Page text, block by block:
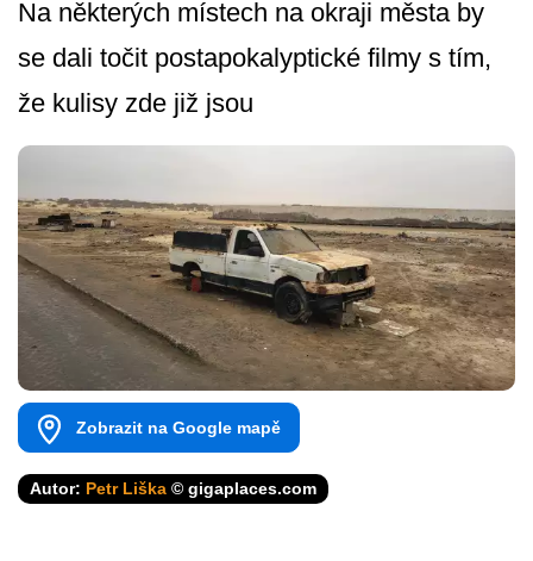
Na některých místech na okraji města by
se dali točit postapokalyptické filmy s tím,
že kulisy zde již jsou
Zobrazit na Google mapě
Autor: Petr Liška © gigaplaces.com